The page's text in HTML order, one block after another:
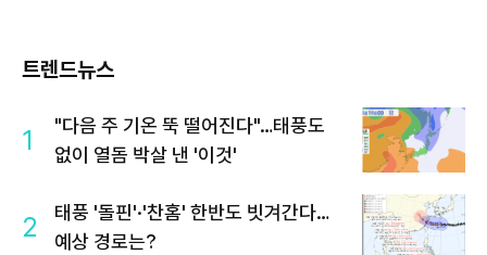
트렌드뉴스
1
"다음 주 기온 뚝 떨어진다"…태풍도
없이 열돔 박살 낸 '이것'
2
태풍 '돌핀'·'찬홈' 한반도 빗겨간다…
예상 경로는?